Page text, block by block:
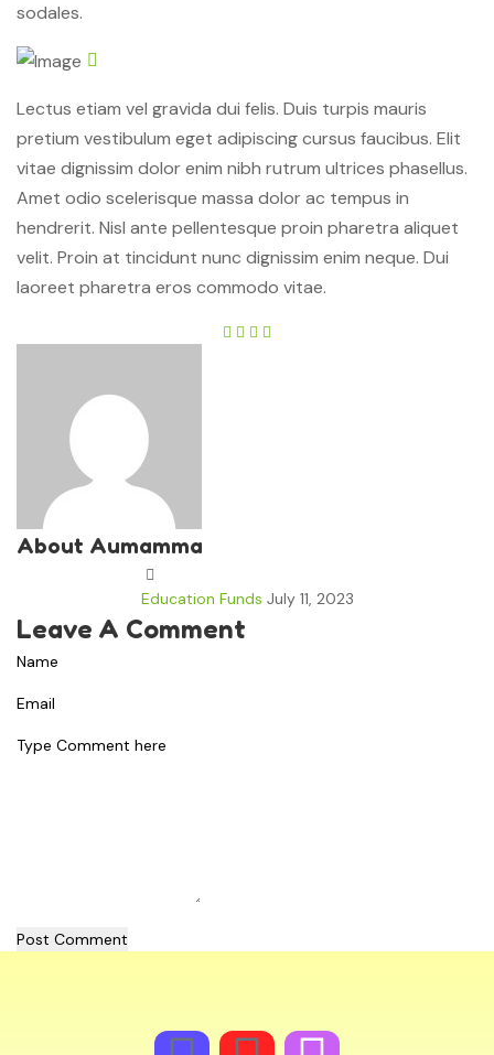
sodales.
Lectus etiam vel gravida dui felis. Duis turpis mauris
pretium vestibulum eget adipiscing cursus faucibus. Elit
vitae dignissim dolor enim nibh rutrum ultrices phasellus.
Amet odio scelerisque massa dolor ac tempus in
hendrerit. Nisl ante pellentesque proin pharetra aliquet
velit. Proin at tincidunt nunc dignissim enim neque. Dui
laoreet pharetra eros commodo vitae.
About Aumamma
Education Funds July 11, 2023
Leave A Comment
Post Comment